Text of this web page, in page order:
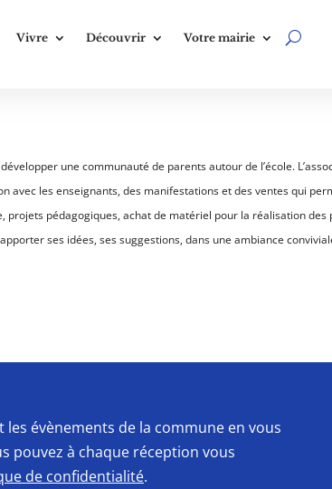
Vivre Découvrir Votre mairie
une communauté de parents autour de l’école.
les enseignants, des manifestations et des ventes qui
pédagogiques, achat de matériel pour la réalisation des
ses idées, ses suggestions, dans une ambiance
évènements de la commune en vous
pouvez à chaque réception vous
de confidentialité.